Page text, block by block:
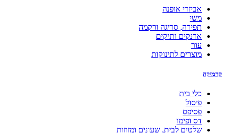
אביזרי אופנה
משי
תפירה, סריגה ורקמה
ארנקים ותיקים
עור
מוצרים לתינוקות
קרמיקה
כלי בית
פיסול
פסיפס
דס ופימו
שלטים לבית, שעונים ומזוזות